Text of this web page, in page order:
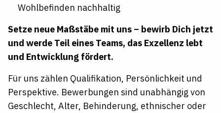
Wohlbefinden nachhaltig
Setze neue Maßstäbe mit uns – bewirb Dich jetzt
und werde Teil eines Teams, das Exzellenz lebt
und Entwicklung fördert.
Für uns zählen Qualifikation, Persönlichkeit und
Perspektive. Bewerbungen sind unabhängig von
Geschlecht, Alter, Behinderung, ethnischer oder